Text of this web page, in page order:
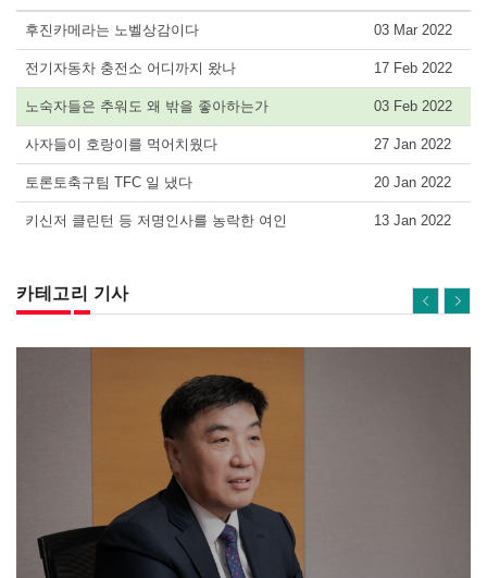
후진카메라는 노벨상감이다 03 Mar 2022
전기자동차 충전소 어디까지 왔나 17 Feb 2022
노숙자들은 추워도 왜 밖을 좋아하는가 03 Feb 2022
사자들이 호랑이를 먹어치웠다 27 Jan 2022
토론토축구팀 TFC 일 냈다 20 Jan 2022
키신저 클린턴 등 저명인사를 농락한 여인 13 Jan 2022
카테고리 기사